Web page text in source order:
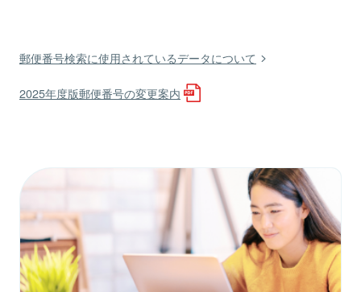
郵便番号検索に使用されているデータについて
2025年度版郵便番号の変更案内